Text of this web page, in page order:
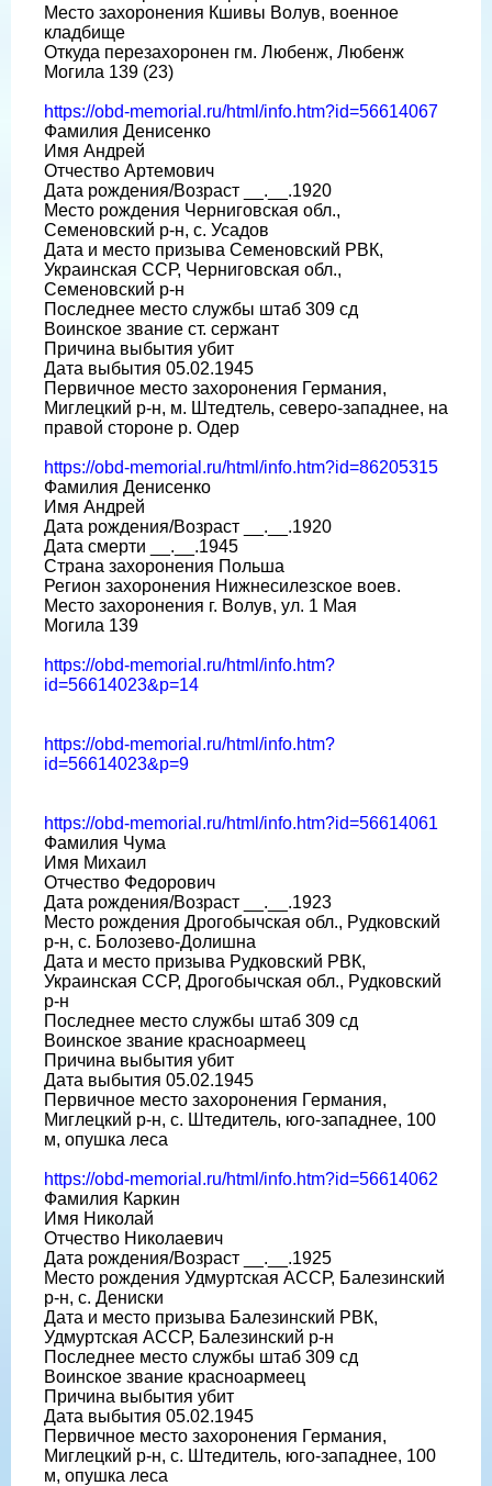
Место захоронения Кшивы Волув, военное
кладбище
Откуда перезахоронен гм. Любенж, Любенж
Могила 139 (23)
https://obd-memorial.ru/html/info.htm?id=56614067
Фамилия Денисенко
Имя Андрей
Отчество Артемович
Дата рождения/Возраст __.__.1920
Место рождения Черниговская обл.,
Семеновский р-н, с. Усадов
Дата и место призыва Семеновский РВК,
Украинская ССР, Черниговская обл.,
Семеновский р-н
Последнее место службы штаб 309 сд
Воинское звание ст. сержант
Причина выбытия убит
Дата выбытия 05.02.1945
Первичное место захоронения Германия,
Миглецкий р-н, м. Штедтель, северо-западнее, на
правой стороне р. Одер
https://obd-memorial.ru/html/info.htm?id=86205315
Фамилия Денисенко
Имя Андрей
Дата рождения/Возраст __.__.1920
Дата смерти __.__.1945
Страна захоронения Польша
Регион захоронения Нижнесилезское воев.
Место захоронения г. Волув, ул. 1 Мая
Могила 139
https://obd-memorial.ru/html/info.htm?
id=56614023&p=14
https://obd-memorial.ru/html/info.htm?
id=56614023&p=9
https://obd-memorial.ru/html/info.htm?id=56614061
Фамилия Чума
Имя Михаил
Отчество Федорович
Дата рождения/Возраст __.__.1923
Место рождения Дрогобычская обл., Рудковский
р-н, с. Болозево-Долишна
Дата и место призыва Рудковский РВК,
Украинская ССР, Дрогобычская обл., Рудковский
р-н
Последнее место службы штаб 309 сд
Воинское звание красноармеец
Причина выбытия убит
Дата выбытия 05.02.1945
Первичное место захоронения Германия,
Миглецкий р-н, с. Штедитель, юго-западнее, 100
м, опушка леса
https://obd-memorial.ru/html/info.htm?id=56614062
Фамилия Каркин
Имя Николай
Отчество Николаевич
Дата рождения/Возраст __.__.1925
Место рождения Удмуртская АССР, Балезинский
р-н, с. Дениски
Дата и место призыва Балезинский РВК,
Удмуртская АССР, Балезинский р-н
Последнее место службы штаб 309 сд
Воинское звание красноармеец
Причина выбытия убит
Дата выбытия 05.02.1945
Первичное место захоронения Германия,
Миглецкий р-н, с. Штедитель, юго-западнее, 100
м, опушка леса